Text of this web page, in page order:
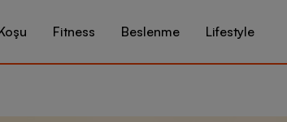
Fitness Beslenme Lifestyle